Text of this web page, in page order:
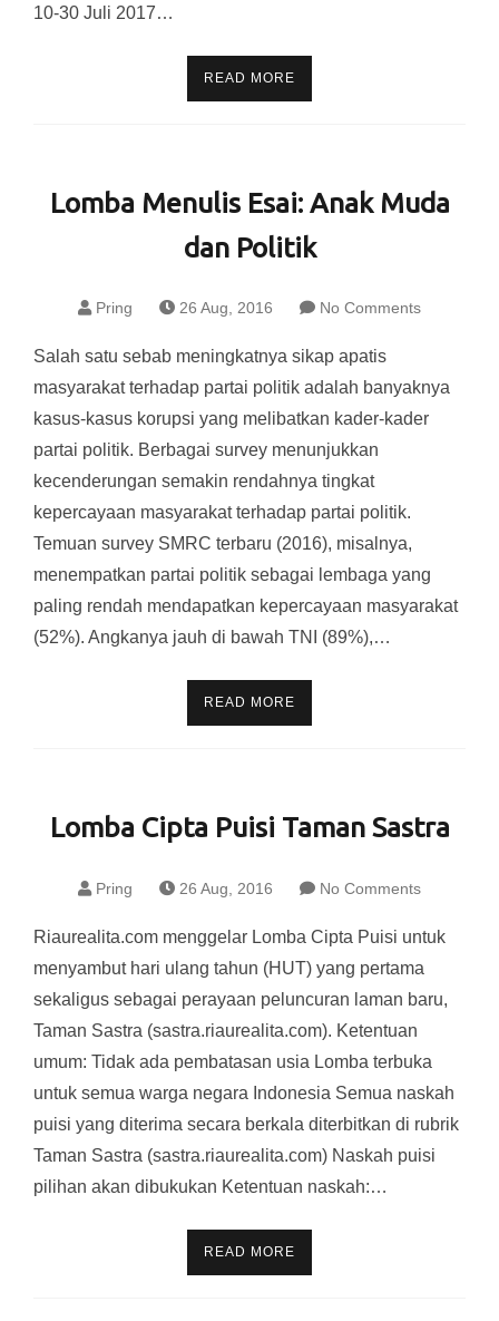
10-30 Juli 2017…
READ MORE
Lomba Menulis Esai: Anak Muda
dan Politik
Pring 26 Aug, 2016 No Comments
Salah satu sebab meningkatnya sikap apatis
masyarakat terhadap partai politik adalah banyaknya
kasus-kasus korupsi yang melibatkan kader-kader
partai politik. Berbagai survey menunjukkan
kecenderungan semakin rendahnya tingkat
kepercayaan masyarakat terhadap partai politik.
Temuan survey SMRC terbaru (2016), misalnya,
menempatkan partai politik sebagai lembaga yang
paling rendah mendapatkan kepercayaan masyarakat
(52%). Angkanya jauh di bawah TNI (89%),…
READ MORE
Lomba Cipta Puisi Taman Sastra
Pring 26 Aug, 2016 No Comments
Riaurealita.com menggelar Lomba Cipta Puisi untuk
menyambut hari ulang tahun (HUT) yang pertama
sekaligus sebagai perayaan peluncuran laman baru,
Taman Sastra (sastra.riaurealita.com). Ketentuan
umum: Tidak ada pembatasan usia Lomba terbuka
untuk semua warga negara Indonesia Semua naskah
puisi yang diterima secara berkala diterbitkan di rubrik
Taman Sastra (sastra.riaurealita.com) Naskah puisi
pilihan akan dibukukan Ketentuan naskah:…
READ MORE